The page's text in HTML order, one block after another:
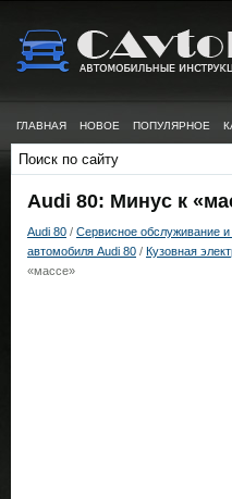
ГЛАВНАЯ НОВОЕ ПОПУЛЯРНОЕ
Audi 80: Минус к
Audi 80 / Сервисное обслуживание и
автомобиля Audi 80 / Кузовная
«массе»